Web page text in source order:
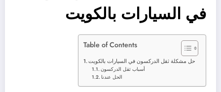
في السيارات بالكويت
Table of Contents
حل مشكلة ثقل الدركسون في السيارات بالكويت
أسباب ثقل الدركسون
الحل عندنا